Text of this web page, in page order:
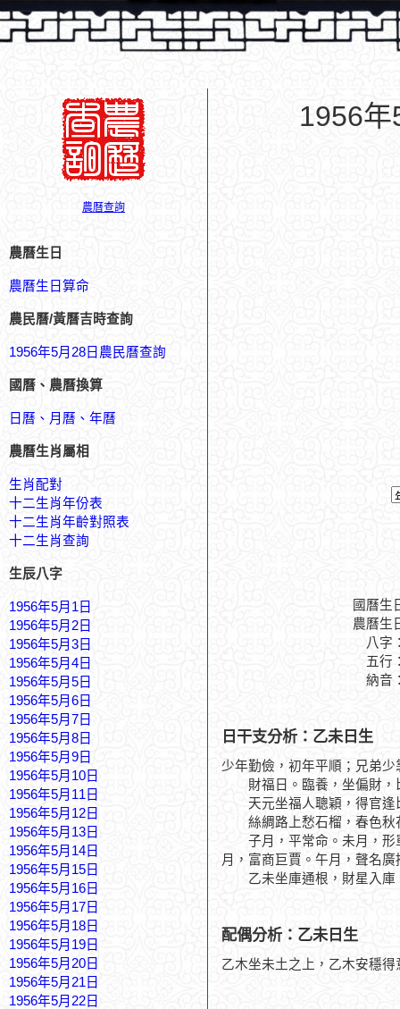
農曆查詢
農曆生日
農曆生日算命
農民曆/黃曆吉時查詢
1956年5月28日農民曆查詢
國曆、農曆換算
日曆、月曆、年曆
農曆生肖屬相
生肖配對
十二生肖年份表
十二生肖年齡對照表
十二生肖查詢
生辰八字
1956年5月1日
1956年5月2日
1956年5月3日
1956年5月4日
1956年5月5日
1956年5月6日
1956年5月7日
1956年5月8日
1956年5月9日
1956年5月10日
1956年5月11日
1956年5月12日
1956年5月13日
1956年5月14日
1956年5月15日
1956年5月16日
1956年5月17日
1956年5月18日
1956年5月19日
1956年5月20日
1956年5月21日
1956年5月22日
1956
國曆生
農曆生
八字
五行
納音
日干支分析：乙未日生
少年勤儉，初年平順；兄弟
財福日。臨養，坐偏財，
天元坐福人聰穎，得官逢
絲綢路上愁石榴，春色秋
子月，平常命。未月，形
月，富商巨賈。午月，聲名
乙未坐庫通根，財星入庫
配偶分析：乙未日生
乙木坐未土之上，乙木安穩